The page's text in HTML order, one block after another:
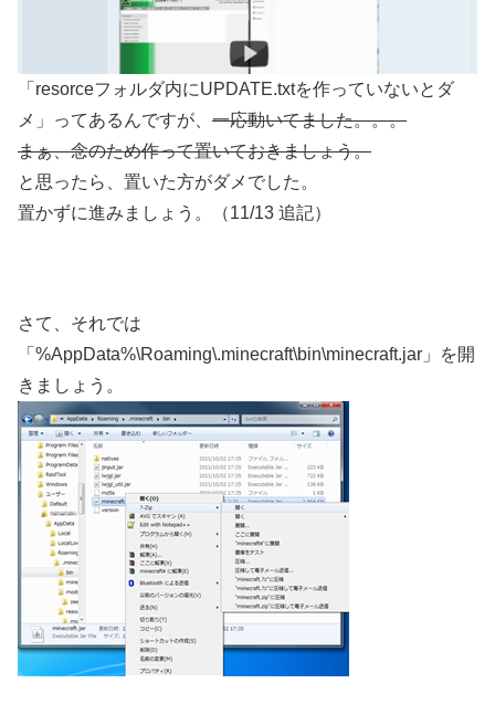
「resorceフォルダ内にUPDATE.txtを作っていないとダ
メ」ってあるんですが、 一応動いてました。。。
まぁ、念のため作って置いておきましょう。
と思ったら、置いた方がダメでした。
置かずに進みましょう。（11/13 追記）
さて、それでは
「%AppData%\Roaming\.minecraft\bin\minecraft.jar」を開
きましょう。